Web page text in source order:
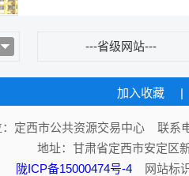
---省级网站---
加入收藏 |
：定西市公共资源交易中心 联系
地址：甘肃省定西市安定
陇ICP备15000474号-4 网站标